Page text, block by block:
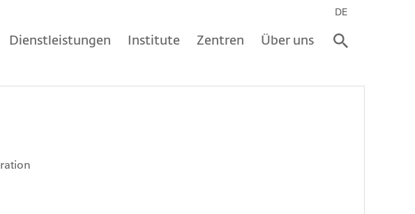
Dienstleistungen Institute Zentren Über uns
DE